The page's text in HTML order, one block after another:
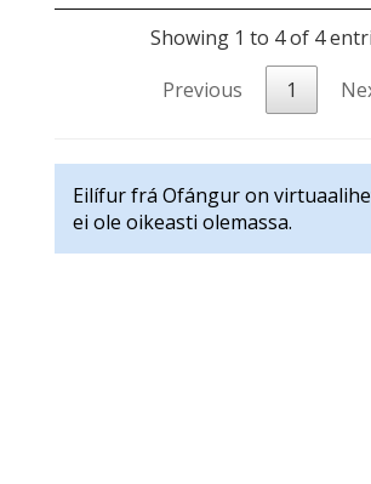
Showing 1 to 4 of 4
Previous
1
Eilífur frá Ofángur on
ei ole oikeasti olemassa.